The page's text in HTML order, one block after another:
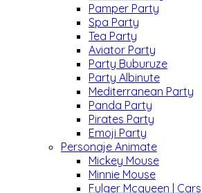
Pamper Party
Spa Party
Tea Party
Aviator Party
Party Buburuze
Party Albinute
Mediterranean Party
Panda Party
Pirates Party
Emoji Party
Personaje Animate
Mickey Mouse
Minnie Mouse
Fulger Mcqueen | Cars